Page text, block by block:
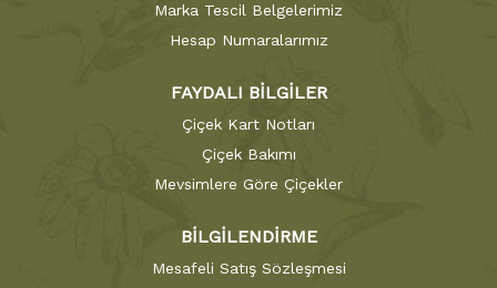
Marka Tescil Belgelerimiz
Hesap Numaralarımız
FAYDALI BİLGİLER
Çiçek Kart Notları
Çiçek Bakımı
Mevsimlere Göre Çiçekler
BİLGİLENDİRME
Mesafeli Satış Sözleşmesi